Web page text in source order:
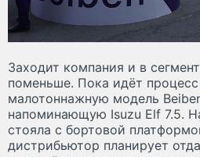
Заходит компания и в
поменьше. Пока идёт
малотоннажную модель
напоминающую Isuzu Elf 7.5.
стояла с бортовой
дистрибьютор планирует